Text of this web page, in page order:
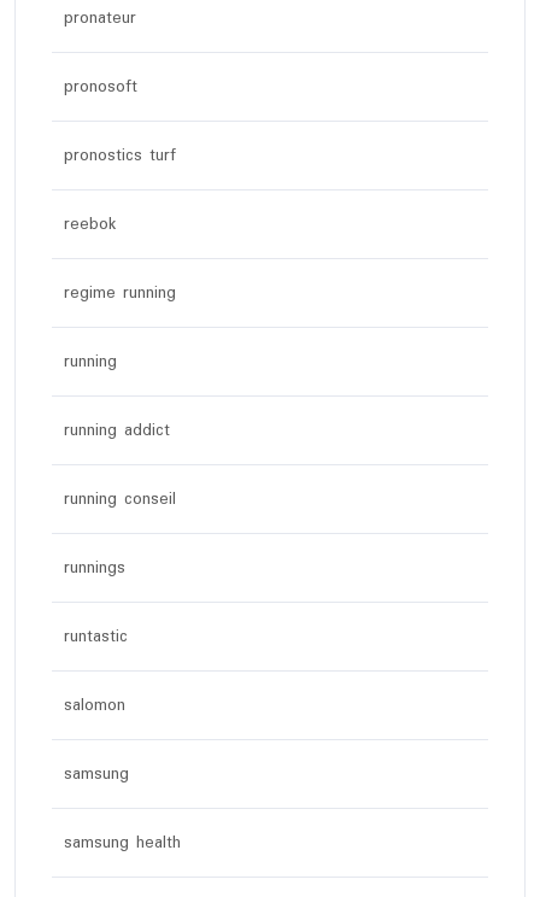
pronateur
pronosoft
pronostics turf
reebok
regime running
running
running addict
running conseil
runnings
runtastic
salomon
samsung
samsung health